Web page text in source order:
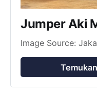
Jumper Aki
Image Source: